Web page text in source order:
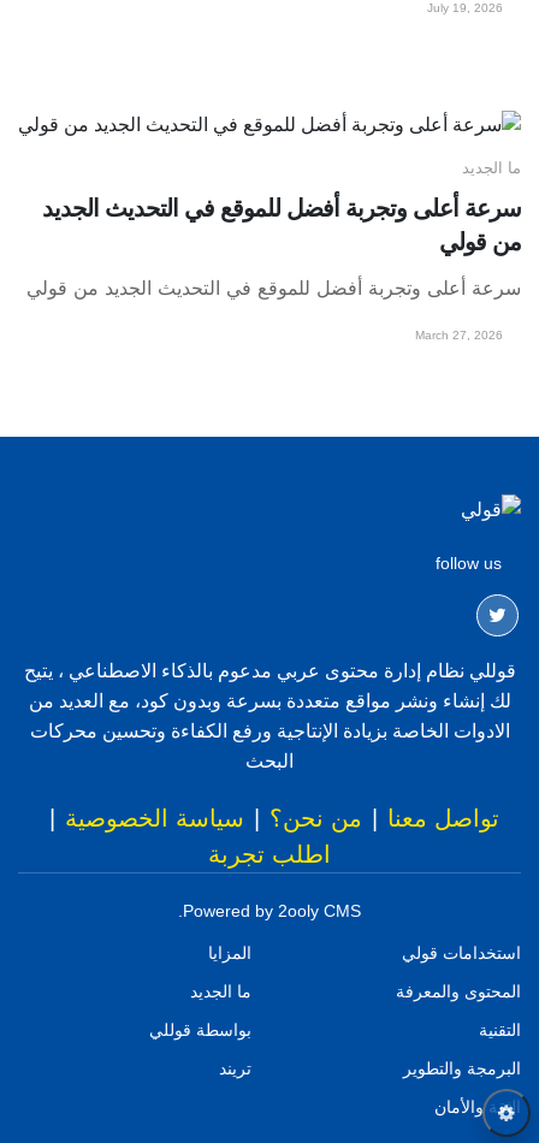
July 19, 2026
ما الجديد
سرعة أعلى وتجربة أفضل للموقع في التحديث الجديد
من قولي
سرعة أعلى وتجربة أفضل للموقع في التحديث الجديد من قولي
March 27, 2026
follow us
قوللي نظام إدارة محتوى عربي مدعوم بالذكاء الاصطناعي ، يتيح
لك إنشاء ونشر مواقع متعددة بسرعة وبدون كود، مع العديد من
الادوات الخاصة بزيادة الإنتاجية ورفع الكفاءة وتحسين محركات
البحث
تواصل معنا | من نحن؟ | سياسة الخصوصية |
اطلب تجربة
Powered by 2ooly CMS.
استخدامات قولي
المحتوى والمعرفة
التقنية
البرمجة والتطوير
الثقة والأمان
المزايا
ما الجديد
بواسطة قوللي
تريند